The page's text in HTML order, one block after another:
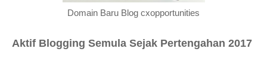
Domain Baru Blog cxopportunities
Aktif Blogging Semula Sejak Pertengahan 2017